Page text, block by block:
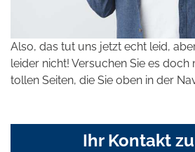
Also, das tut uns jetzt echt leid,
leider nicht! Versuchen Sie es doch
tollen Seiten, die Sie oben in der
Ihr Kontakt